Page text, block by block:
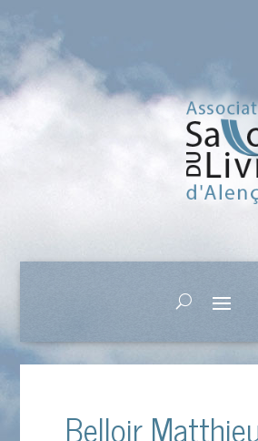
Belloir